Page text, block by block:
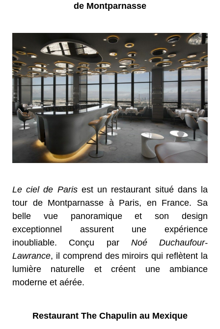
de Montparnasse
Le ciel de Parisest un restaurant situé dans la
tour de Montparnasse à Paris, en France. Sa
belle vue panoramique et son design
exceptionnel assurent une expérience
inoubliable. Conçu par Noé Duchaufour-
Lawrance, il comprend des miroirs qui reflètent la
lumière naturelle et créent une ambiance
moderne et aérée.
Restaurant The Chapulin au Mexique